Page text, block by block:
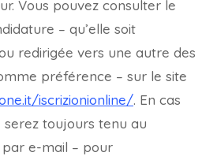
Vous pouvez consulter le
– qu’elle soit
redirigée vers une autre des
préférence – sur le site
iscrizionionline/. En cas
toujours tenu au
e-mail – pour